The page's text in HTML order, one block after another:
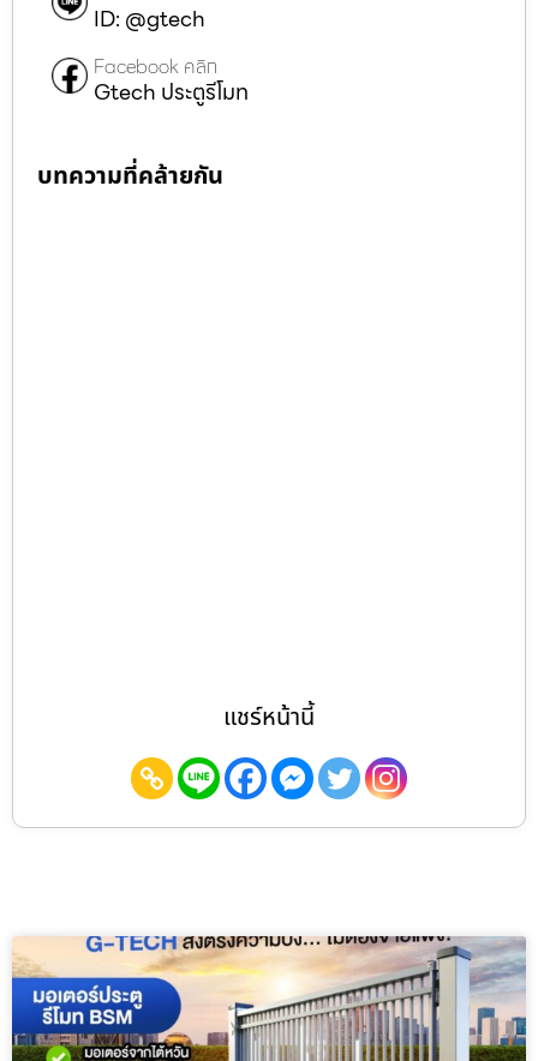
ID: @gtech
Facebook คลิก
Gtech ประตูรีโมท
บทความที่คล้ายกัน
แชร์หน้านี้